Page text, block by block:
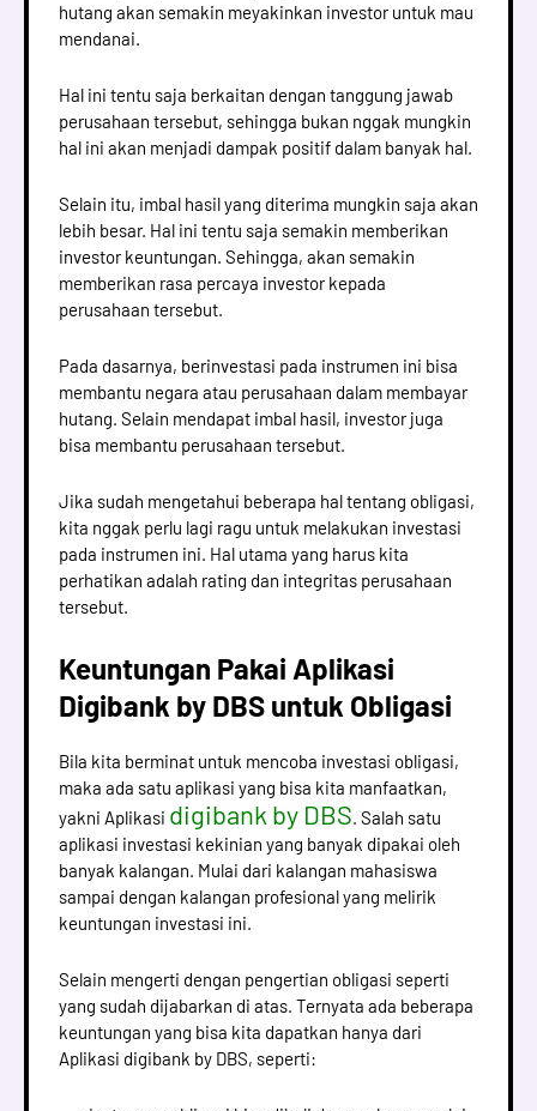
hutang akan semakin meyakinkan investor untuk mau
mendanai.
Hal ini tentu saja berkaitan dengan tanggung jawab
perusahaan tersebut, sehingga bukan nggak mungkin
hal ini akan menjadi dampak positif dalam banyak hal.
Selain itu, imbal hasil yang diterima mungkin saja akan
lebih besar. Hal ini tentu saja semakin memberikan
investor keuntungan. Sehingga, akan semakin
memberikan rasa percaya investor kepada
perusahaan tersebut.
Pada dasarnya, berinvestasi pada instrumen ini bisa
membantu negara atau perusahaan dalam membayar
hutang. Selain mendapat imbal hasil, investor juga
bisa membantu perusahaan tersebut.
Jika sudah mengetahui beberapa hal tentang obligasi,
kita nggak perlu lagi ragu untuk melakukan investasi
pada instrumen ini. Hal utama yang harus kita
perhatikan adalah rating dan integritas perusahaan
tersebut.
Keuntungan Pakai Aplikasi
Digibank by DBS untuk Obligasi
Bila kita berminat untuk mencoba investasi obligasi,
maka ada satu aplikasi yang bisa kita manfaatkan,
yakni Aplikasi digibank by DBS. Salah satu
aplikasi investasi kekinian yang banyak dipakai oleh
banyak kalangan. Mulai dari kalangan mahasiswa
sampai dengan kalangan profesional yang melirik
keuntungan investasi ini.
Selain mengerti dengan pengertian obligasi seperti
yang sudah dijabarkan di atas. Ternyata ada beberapa
keuntungan yang bisa kita dapatkan hanya dari
Aplikasi digibank by DBS, seperti: